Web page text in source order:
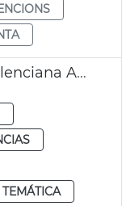
Exposición indumentaria valenciana Ayuntamiento València